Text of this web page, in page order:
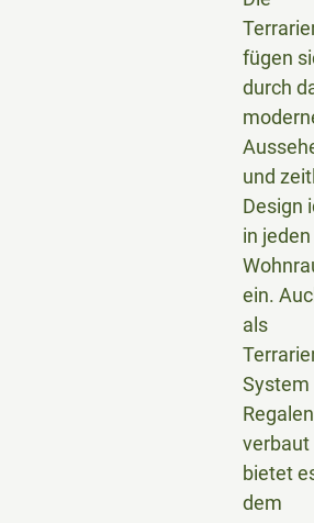
fügen
durch
und
Design
in jeden
ein.
als
System
Regalen
verbaut
bietet
dem